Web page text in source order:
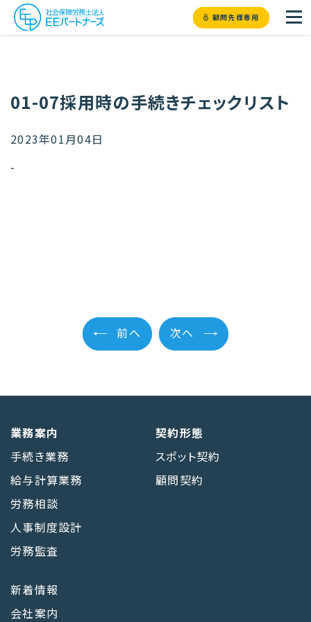
顧問先様専用
01-07採用時の手続きチェックリスト
2023年01月04日
-
前へ 次へ
業務案内
手続き業務
給与計算業務
労務相談
人事制度設計
労務監査
契約形態
スポット契約
顧問契約
新着情報
会社案内